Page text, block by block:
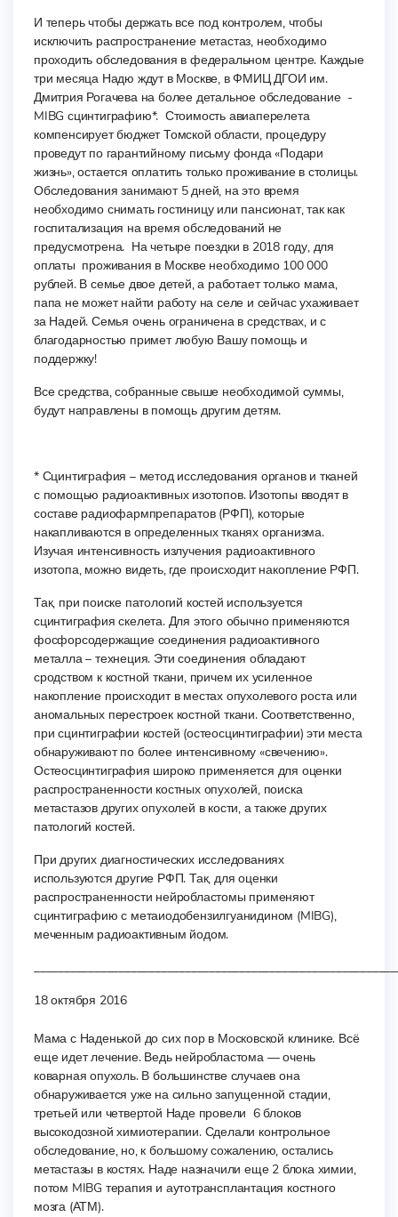
И теперь чтобы держать все под контролем, чтобы
исключить распространение метастаз, необходимо
проходить обследования в федеральном центре. Каждые
три месяца Надю ждут в Москве, в ФМИЦ ДГОИ им.
Дмитрия Рогачева на более детальное обследование -
MIBG сцинтиграфию*. Стоимость авиаперелета
компенсирует бюджет Томской области, процедуру
проведут по гарантийному письму фонда «Подари
жизнь», остается оплатить только проживание в столицы.
Обследования занимают 5 дней, на это время
необходимо снимать гостиницу или пансионат, так как
госпитализация на время обследований не
предусмотрена. На четыре поездки в 2018 году, для
оплаты проживания в Москве необходимо 100 000
рублей. В семье двое детей, а работает только мама,
папа не может найти работу на селе и сейчас ухаживает
за Надей. Семья очень ограничена в средствах, и с
благодарностью примет любую Вашу помощь и
поддержку!
Все средства, собранные свыше необходимой суммы,
будут направлены в помощь другим детям.
* Сцинтиграфия – метод исследования органов и тканей
с помощью радиоактивных изотопов. Изотопы вводят в
составе радиофармпрепаратов (РФП), которые
накапливаются в определенных тканях организма.
Изучая интенсивность излучения радиоактивного
изотопа, можно видеть, где происходит накопление РФП.
Так, при поиске патологий костей используется
сцинтиграфия скелета. Для этого обычно применяются
фосфорсодержащие соединения радиоактивного
металла – технеция. Эти соединения обладают
сродством к костной ткани, причем их усиленное
накопление происходит в местах опухолевого роста или
аномальных перестроек костной ткани. Соответственно,
при сцинтиграфии костей (остеосцинтиграфии) эти места
обнаруживают по более интенсивному «свечению».
Остеосцинтиграфия широко применяется для оценки
распространенности костных опухолей, поиска
метастазов других опухолей в кости, а также других
патологий костей.
При других диагностических исследованиях
используются другие РФП. Так, для оценки
распространенности нейробластомы применяют
сцинтиграфию с метаиодобензилгуанидином (MIBG),
меченным радиоактивным йодом.
18 октября 2016
Мама с Наденькой до сих пор в Московской клинике. Всё
еще идет лечение. Ведь нейробластома — очень
коварная опухоль. В большинстве случаев она
обнаруживается уже на сильно запущенной стадии,
третьей или четвертой Наде провели 6 блоков
высокодозной химиотерапии. Сделали контрольное
обследование, но, к большому сожалению, остались
метастазы в костях. Наде назначили еще 2 блока химии,
потом MIBG терапия и аутотрансплантация костного
мозга (АТМ).